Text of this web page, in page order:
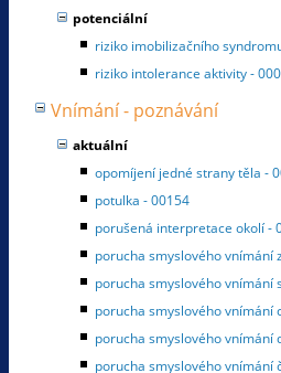
potenciální
riziko imobilizačního
riziko intolerance aktivity -
Vnímání - poznávání
aktuální
opomíjení jedné strany těla -
potulka - 00154
porušená interpretace okolí -
porucha smyslového vnímání
porucha smyslového vnímání
porucha smyslového vnímání
porucha smyslového vnímání
porucha smyslového vnímání